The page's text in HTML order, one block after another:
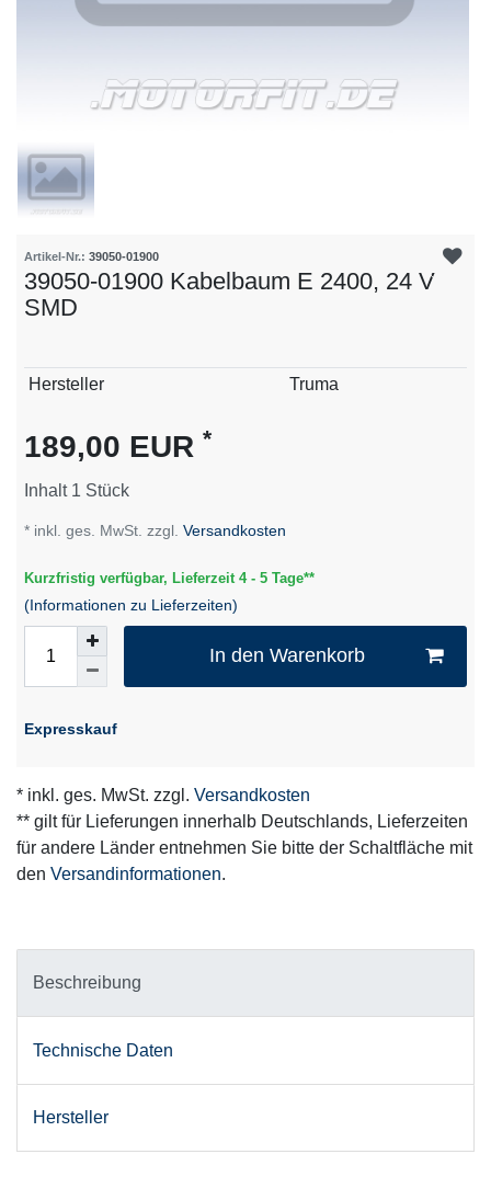
Artikel-Nr.: 39050-01900
39050-01900 Kabelbaum E 2400, 24 V
SMD
Technisches
Wert
Hersteller Truma
189,00 EUR *
Inhalt 1 Stück
* inkl. ges. MwSt. zzgl. Versandkosten
Kurzfristig verfügbar, Lieferzeit 4 - 5 Tage**
(Informationen zu Lieferzeiten)
In den Warenkorb
Expresskauf
* inkl. ges. MwSt. zzgl. Versandkosten
** gilt für Lieferungen innerhalb Deutschlands, Lieferzeiten
für andere Länder entnehmen Sie bitte der Schaltfläche mit
den Versandinformationen.
Beschreibung
Technische Daten
Hersteller